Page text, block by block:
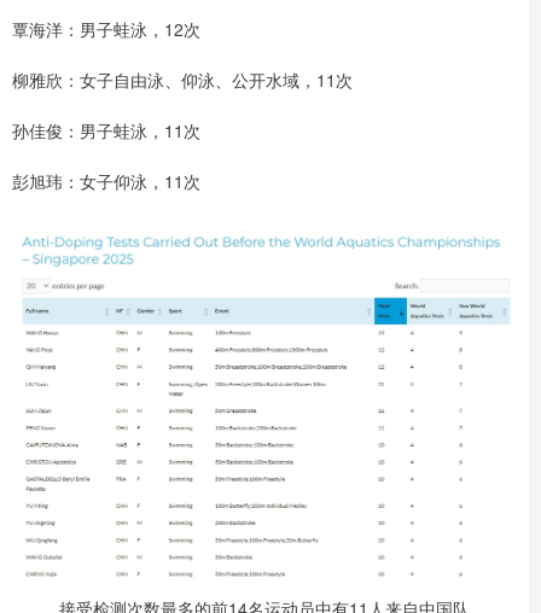
覃海洋：男子蛙泳，12次
柳雅欣：女子自由泳、仰泳、公开水域，11次
孙佳俊：男子蛙泳，11次
彭旭玮：女子仰泳，11次